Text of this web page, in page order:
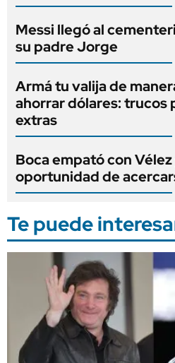
Messi llegó al
su padre Jorge
Armá tu valija de
ahorrar dólares: trucos
extras
Boca empató con
oportunidad de
Te puede